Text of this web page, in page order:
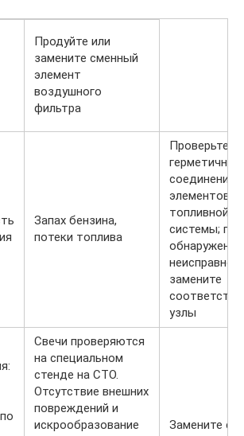
Продуйте или
замените сменный
элемент
воздушного
фильтра
Запах бензина,
потеки топлива
Проверьте
соединений
элементов
топливной
системы; при
обнаружении
замените
узлы
Свечи проверяются
на специальном
стенде на СТО.
Отсутствие внешних
повреждений и
искрообразование
Замените